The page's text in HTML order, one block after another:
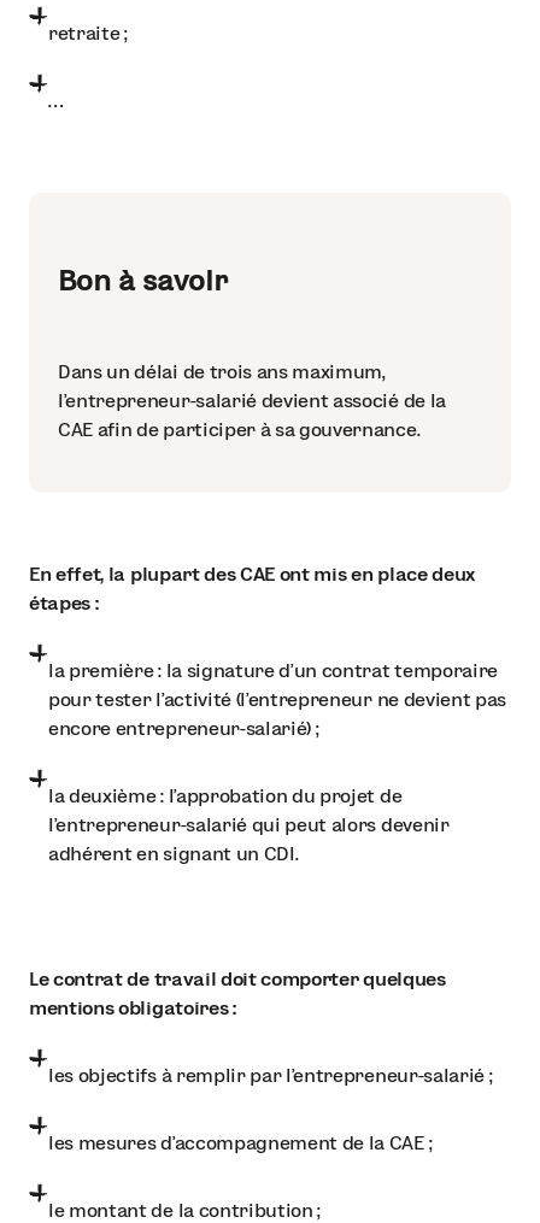
retraite ;
…
Bon à savoir
Dans un délai de trois ans maximum,
l’entrepreneur-salarié devient associé de la
CAE afin de participer à sa gouvernance.
En effet, la plupart des CAE ont mis en place deux
étapes :
la première : la signature d’un contrat temporaire
pour tester l’activité (l’entrepreneur ne devient pas
encore entrepreneur-salarié) ;
la deuxième : l’approbation du projet de
l’entrepreneur-salarié qui peut alors devenir
adhérent en signant un CDI.
Le contrat de travail doit comporter quelques
mentions obligatoires :
les objectifs à remplir par l’entrepreneur-salarié ;
les mesures d’accompagnement de la CAE ;
le montant de la contribution ;